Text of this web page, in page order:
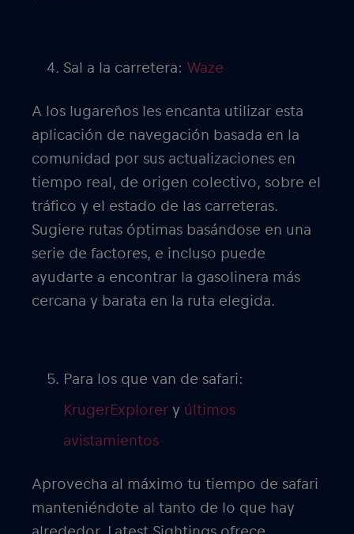
Sal a la carretera: Waze
A los lugareños les encanta utilizar esta
aplicación de navegación basada en la
comunidad por sus actualizaciones en
tiempo real, de origen colectivo, sobre el
tráfico y el estado de las carreteras.
Sugiere rutas óptimas basándose en una
serie de factores, e incluso puede
ayudarte a encontrar la gasolinera más
cercana y barata en la ruta elegida.
Para los que van de safari:
KrugerExplorer y últimos
avistamientos
Aprovecha al máximo tu tiempo de safari
manteniéndote al tanto de lo que hay